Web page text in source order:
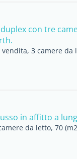
con tre
3 camere da
in affitto a
da letto, 70